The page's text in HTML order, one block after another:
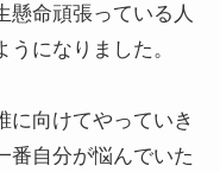
懸命頑張っている人
になりました。
に向けてやっていき
番自分が悩んでいた